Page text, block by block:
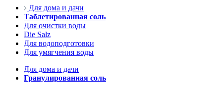
Для дома и дачи
Таблетированная соль
Для очистки воды
Die Salz
Для водоподготовки
Для умягчения воды
Для дома и дачи
Гранулированная соль